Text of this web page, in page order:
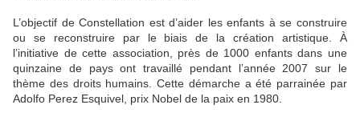
L’objectif de Constellation est d’aider les enfants à se construire
ou se reconstruire par le biais de la création artistique. À
l’initiative de cette association, près de 1000 enfants dans une
quinzaine de pays ont travaillé pendant l’année 2007 sur le
thème des droits humains. Cette démarche a été parrainée par
Adolfo Perez Esquivel, prix Nobel de la paix en 1980.